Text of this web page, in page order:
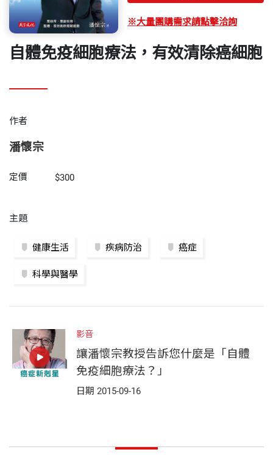
※大量團購需求請點擊洽詢
自體免疫細胞療法，有效清除癌細胞
作者
潘懷宗
定價 $300
主題
健康生活 疾病防治 癌症
科學與醫學
影音
讓潘懷宗教授告訴您什麼是「自體
免疫細胞療法？」
日期 2015-09-16